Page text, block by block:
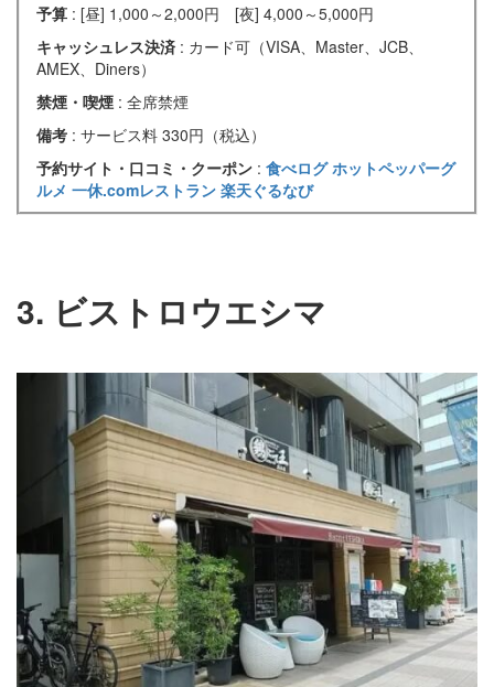
予算 : [昼] 1,000～2,000円 [夜] 4,000～5,000円
キャッシュレス決済 : カード可（VISA、Master、JCB、
AMEX、Diners）
禁煙・喫煙 : 全席禁煙
備考 : サービス料 330円（税込）
予約サイト・口コミ・クーポン : 食べログホットペッパーグ
ルメ 一休.comレストラン 楽天ぐるなび
3. ビストロウエシマ